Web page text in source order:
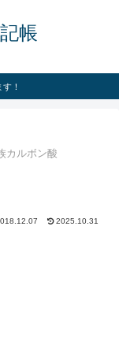
帳
！
カルボン酸
2025.10.31